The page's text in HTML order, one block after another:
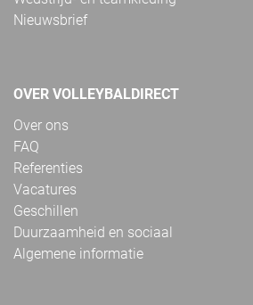
Nieuwsbrief
OVER VOLLEYBALDIRECT
Over ons
FAQ
Referenties
Vacatures
Geschillen
Duurzaamheid en sociaal
Algemene informatie